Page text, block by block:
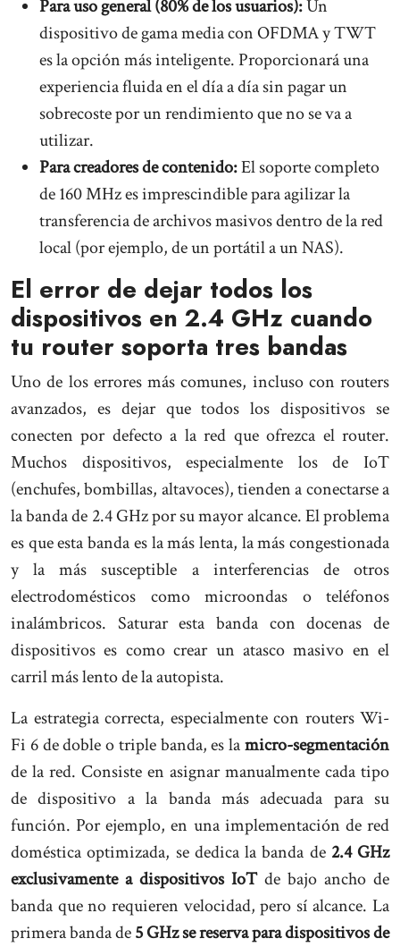
Para uso general (80% de los usuarios):Un
dispositivo de gama media con OFDMA y TWT
es la opción más inteligente. Proporcionará una
experiencia fluida en el día a día sin pagar un
sobrecoste por un rendimiento que no se va a
utilizar.
Para creadores de contenido:El soporte completo
de 160 MHz es imprescindible para agilizar la
transferencia de archivos masivos dentro de la red
local (por ejemplo, de un portátil a un NAS).
El error de dejar todos los
dispositivos en 2.4 GHz cuando
tu router soporta tres bandas
Uno de los errores más comunes, incluso con routers
avanzados, es dejar que todos los dispositivos se
conecten por defecto a la red que ofrezca el router.
Muchos dispositivos, especialmente los de IoT
(enchufes, bombillas, altavoces), tienden a conectarse a
la banda de 2.4 GHz por su mayor alcance. El problema
es que esta banda es la más lenta, la más congestionada
y la más susceptible a interferencias de otros
electrodomésticos como microondas o teléfonos
inalámbricos. Saturar esta banda con docenas de
dispositivos es como crear un atasco masivo en el
carril más lento de la autopista.
La estrategia correcta, especialmente con routers Wi-
Fi 6 de doble o triple banda, es lamicro-segmentación
de la red. Consiste en asignar manualmente cada tipo
de dispositivo a la banda más adecuada para su
función. Por ejemplo, en una implementación de red
doméstica optimizada, se dedica la banda de 2.4 GHz
exclusivamente a dispositivos IoTde bajo ancho de
banda que no requieren velocidad, pero sí alcance. La
primera banda de5 GHz se reserva para dispositivos de